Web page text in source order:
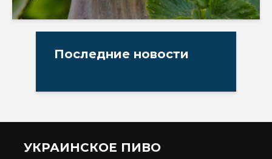
Последние новости
УКРАИНСКОЕ ПИВО